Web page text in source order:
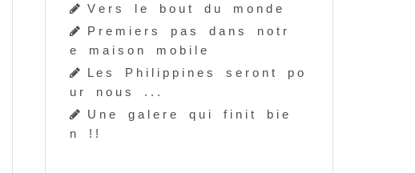
V e r s l e b o u t d u m o n d e
P r e m i e r s p a s d a n s n o t r
e m a i s o n m o b i l e
L e s P h i l i p p i n e s s e r o n t p o
u r n o u s . . .
U n e g a l e r e q u i f i n i t b i e
n ! !